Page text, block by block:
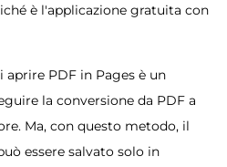
è l'applicazione gratuita con
aprire PDF in Pages è un
la conversione da PDF a
Ma, con questo metodo, il
essere salvato solo in